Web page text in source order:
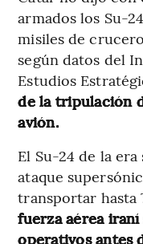
armados los Su-
misiles de
según datos del
Estudios
de la tripulación
avión.
El Su-24 de la
ataque
transportar hasta
fuerza aérea
operativos antes